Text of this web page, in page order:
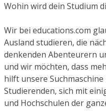
Wohin wird dein Studium
Wir bei educations.com
Ausland studieren, die
denkenden Abenteurern
und wir möchten, dass
hilft unsere
Studierenden, sich mit
und Hochschulen der